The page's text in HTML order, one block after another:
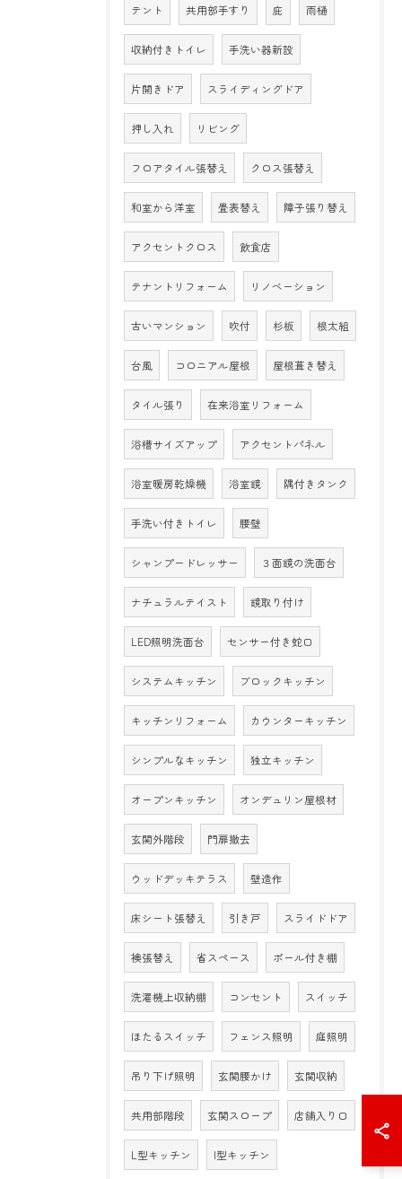
テント 共用部手すり 庇 雨樋
収納付きトイレ 手洗い器新設
片開きドア スライディングドア
押し入れ リビング
フロアタイル張替え クロス張替え
和室から洋室 畳表替え 障子張り替え
アクセントクロス 飲食店
テナントリフォーム リノベーション
古いマンション 吹付 杉板 根太組
台風 コロニアル屋根 屋根葺き替え
タイル張り 在来浴室リフォーム
浴槽サイズアップ アクセントパネル
浴室暖房乾燥機 浴室鏡 隅付きタンク
手洗い付きトイレ 腰壁
シャンプードレッサー ３面鏡の洗面台
ナチュラルテイスト 鏡取り付け
LED照明洗面台 センサー付き蛇口
システムキッチン ブロックキッチン
キッチンリフォーム カウンターキッチン
シンプルなキッチン 独立キッチン
オープンキッチン オンデュリン屋根材
玄関外階段 門扉撤去
ウッドデッキテラス 壁造作
床シート張替え 引き戸 スライドドア
襖張替え 省スペース ポール付き棚
洗濯機上収納棚 コンセント スイッチ
ほたるスイッチ フェンス照明 庭照明
吊り下げ照明 玄関腰かけ 玄関収納
共用部階段 玄関スロープ 店舗入り口
L型キッチン I型キッチン